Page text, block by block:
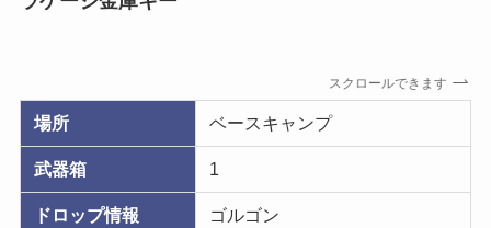
スクロールできます
場所 ベースキャンプ
武器箱 1
ドロップ情報
ゴルゴン